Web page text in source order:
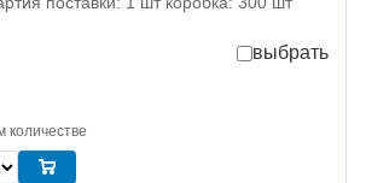
выбрать
количестве